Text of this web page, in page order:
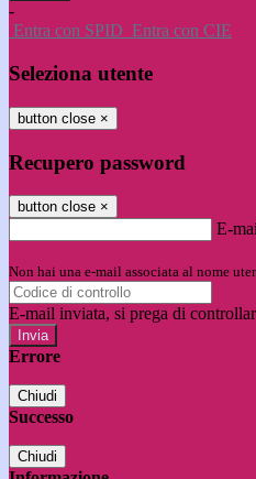
-
Entra con SPID Entra con CIE
Seleziona utente
button close ×
Recupero password
button close ×
E-
Non hai una e-mail associata al nome
E-mail inviata, si prega di
Errore
Chiudi
Successo
Chiudi